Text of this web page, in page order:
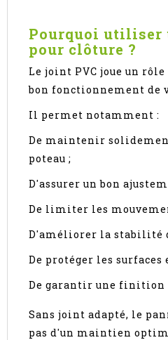
Pourquoi utiliser
pour clôture ?
Le joint PVC joue un
bon fonctionnement de
Il permet notamment :
De maintenir
poteau ;
D'assurer un bon
De limiter les
D'améliorer la stabilité
De protéger les surfaces
De garantir une finition
Sans joint adapté, le
pas d'un maintien